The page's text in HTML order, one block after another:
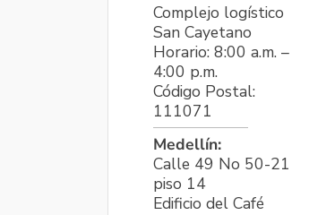
Complejo logístico
San Cayetano
Horario: 8:00 a.m. –
4:00 p.m.
Código Postal:
111071
Medellín:
Calle 49 No 50-21
piso 14
Edificio del Café